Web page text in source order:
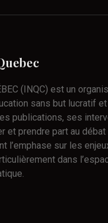
(INQC) est un
sans but lucratif et
publications, ses
et prendre part au débat
l’emphase sur les
dans